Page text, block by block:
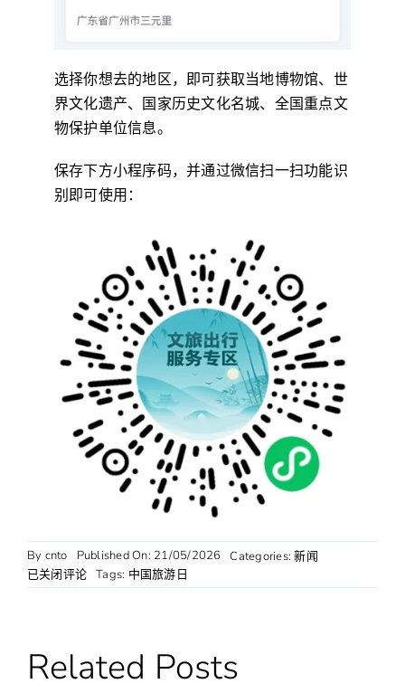
选择你想去的地区，即可获取当地博物馆、世
界文化遗产、国家历史文化名城、全国重点文
物保护单位信息。
保存下方小程序码，并通过微信扫一扫功能识
别即可使用：
By cnto Published On: 21/05/2026 Categories:新闻
中
国
｜
今
已关闭评论 Tags: 中国旅游日
Related Posts